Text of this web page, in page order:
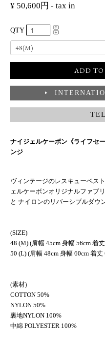
¥ 50,600円 - tax in
QTY
▶
TEL
ナイジェルケーボン《ライフセ
ンジ
ヴィンテージのレスキューベス
ェルケーボンオリジナルファブ
と ナイロンのリバーシブルダウ
(SIZE)
48 (M) (肩幅 45cm 身幅 56cm 着
50 (L) (肩幅 48cm 身幅 60cm 着丈
(素材)
COTTON 50%
NYLON 50%
裏地NYLON 100%
中綿 POLYESTER 100%